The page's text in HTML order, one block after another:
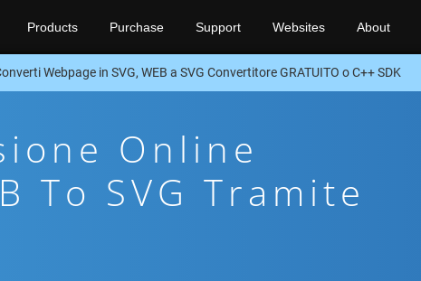
Products Purchase Support Websites About
Webpage in SVG, WEB a SVG Convertitore GRATUITO o C++ SDK
Online
To SVG Tramite